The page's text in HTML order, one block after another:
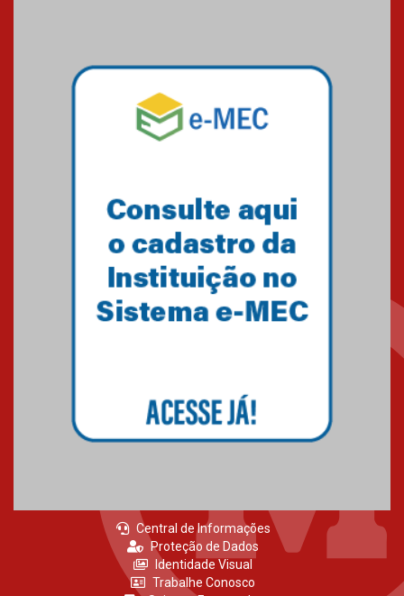
Central de Informações
Proteção de Dados
Identidade Visual
Trabalhe Conosco